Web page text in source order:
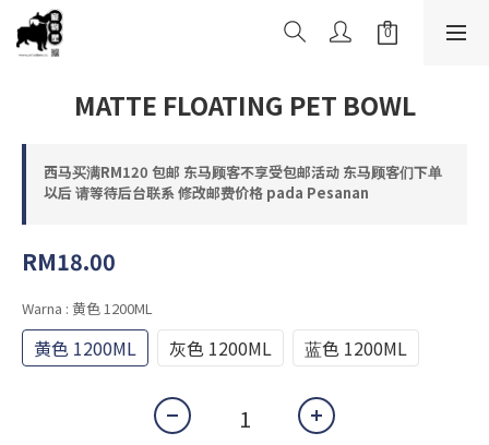
MATTE FLOATING PET BOWL
西马买满RM120 包邮 东马顾客不享受包邮活动 东马顾客们下单
以后 请等待后台联系 修改邮费价格 pada Pesanan
RM18.00
Warna : 黄色 1200ML
黄色 1200ML 灰色 1200ML 蓝色 1200ML